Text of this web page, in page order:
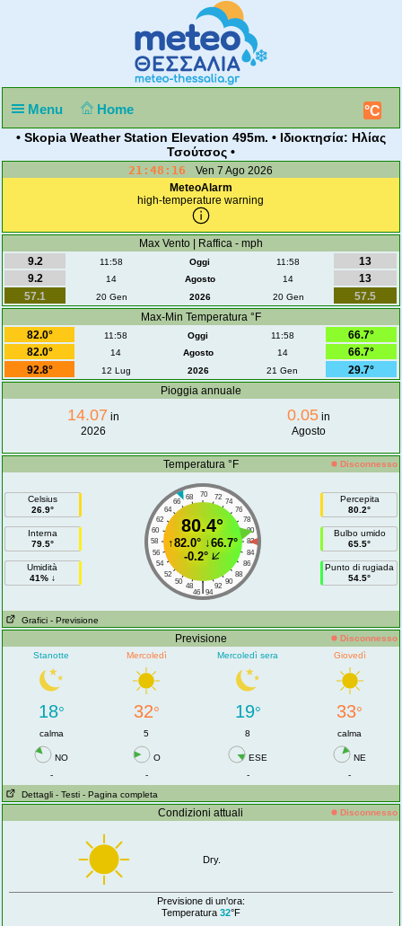
Menu Home °C
• Skopia Weather Station Elevation 495m. • Ιδιοκτησία: Ηλίας
Τσούτσος •
21:48:17
Ven 7 Ago 2026
MeteoAlarm
high-temperature warning
Max Vento | Raffica - mph
9.2
11:58 Oggi 11:58
13
9.2
14 Agosto 14
13
57.1
20 Gen 2026 20 Gen
57.5
Max-Min Temperatura °F
82.0°
11:58 Oggi 11:58
66.7°
82.0°
14 Agosto 14
66.7°
92.8°
12 Lug 2026 21 Gen
29.7°
Pioggia annuale
14.07 in
2026
0.05in
Agosto
Temperatura °F Disconnesso
Celsius
26.9°
Interna
79.5°
Umidità
41% ↓
70
68 72
66
74
64
76
62
78
60
80
58
82
56
84
54
86
52
88
50
90
48 92
|
46 94
80.4°
↑82.0°↓66.7°
-0.2°
Percepita
80.2°
Bulbo umido
65.5°
Punto di rugiada
54.5°
Grafici - Previsione
Previsione
Disconnesso
Stanotte
Mercoledì Mercoledì sera Giovedì
18° 32° 19° 33°
calma 5 8 calma
NO O ESE
NE
-
- -
-
Dettagli - Testi - Pagina completa
Condizioni attuali Disconnesso
Dry.
Previsione di un'ora:
Temperatura 32°F